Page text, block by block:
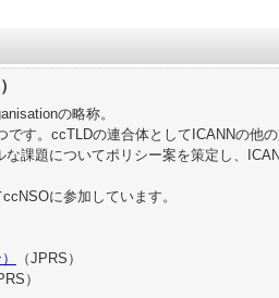
の略称。
です。ccTLDの連合体としてICANNの他
課題についてポリシー案を策定し、
に参加しています。
（JPRS）
）